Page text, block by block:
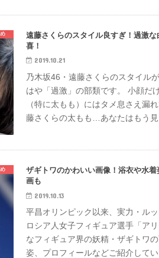
遠藤さくらのスタイル良すぎ！過激
喜！
2019.10.21
乃木坂46・遠藤さくらのスタイル
はや「過激」の部類です。 小顔だ
（特に太もも）にはタメ息さえ漏
藤さくらの太もも…あなたはもう
ザギトワのかわいい画像！浴衣や水
画も
2019.10.13
平昌オリンピック以来、実力・ル
ロシア人女子フィギュア選手「ア
なフィギュア界の妖精・ザギトワ
姿、プロフィールなどご紹介して